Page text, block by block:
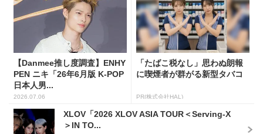
【Danmee推し度調査】ENHY
PEN ニキ「26年6月版 K-POP
日本人男...
2026.07.06
「たばこ税なし」思わぬ朗報
に喫煙者が群がる新型タバコ
PR(株式会社HAL)
XLOV「2026 XLOV ASIA TOUR＜Serving-X
＞IN TO...